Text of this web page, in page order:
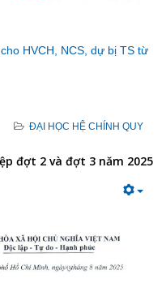
HVCH, NCS, dự bị TS từ
ĐẠI HỌC HỆ CHÍNH QUY
đợt 2 và đợt 3 năm 2025